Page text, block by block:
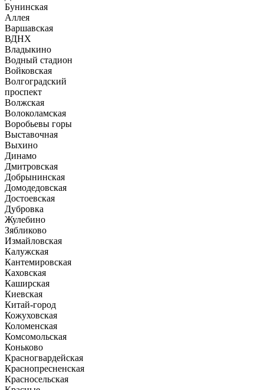
Бунинская
Аллея
Варшавская
ВДНХ
Владыкино
Водный стадион
Войковская
Волгоградский
проспект
Волжская
Волоколамская
Воробьевы горы
Выставочная
Выхино
Динамо
Дмитровская
Добрынинская
Домодедовская
Достоевская
Дубровка
Жулебино
Зябликово
Измайловская
Калужская
Кантемировская
Каховская
Каширская
Киевская
Китай-город
Кожуховская
Коломенская
Комсомольская
Коньково
Красногвардейская
Краснопресненская
Красносельская